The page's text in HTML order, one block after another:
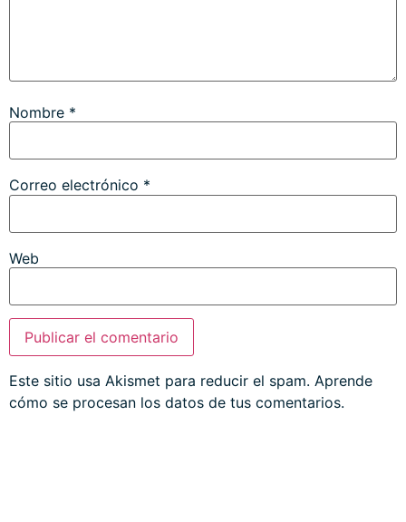
Nombre *
Correo electrónico *
Web
Este sitio usa Akismet para reducir el spam. Aprende
cómo se procesan los datos de tus comentarios.